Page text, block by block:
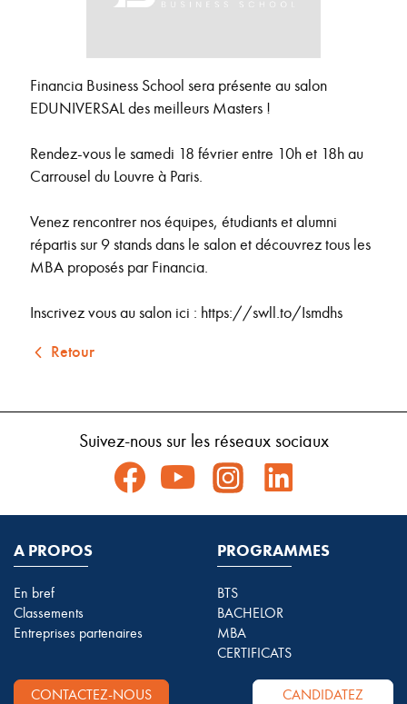
Financia Business School sera présente au salon
EDUNIVERSAL des meilleurs Masters !
Rendez-vous le samedi 18 février entre 10h et 18h au
Carrousel du Louvre à Paris.
Venez rencontrer nos équipes, étudiants et alumni
répartis sur 9 stands dans le salon et découvrez tous les
MBA proposés par Financia.
Inscrivez vous au salon ici : https://swll.to/Ismdhs
Retour
Suivez-nous sur les réseaux sociaux
A PROPOS
En bref
Classements
Entreprises partenaires
PROGRAMMES
BTS
BACHELOR
MBA
CERTIFICATS
CONTACTEZ-NOUS CANDIDATEZ